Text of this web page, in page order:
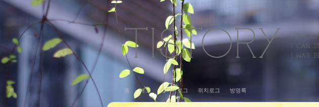
홈 태그 미디어로그 위치로그 방명록